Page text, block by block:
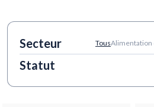
Secteur TousAlimentation
Statut